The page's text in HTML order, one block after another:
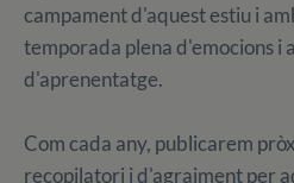
campament d'aquest estiu i
temporada plena d'emocions i
d'aprenentatge.
Com cada any, publicarem
recopilatori i d'agraiment per